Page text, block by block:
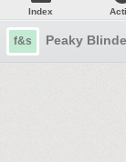
Index
f&s Peaky